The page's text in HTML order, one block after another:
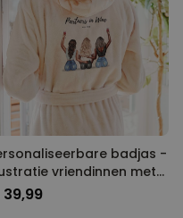
badjas -
vriendinnen met